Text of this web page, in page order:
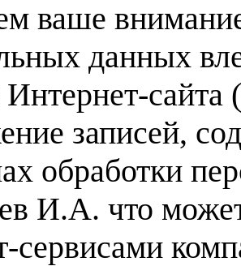
ваше
данных
Интернет-сайта (
записей,
обработки
И.А. что
сервисами